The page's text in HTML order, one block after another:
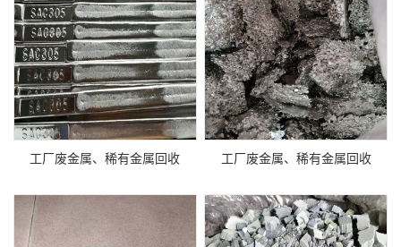
工厂废金属、稀有金属回收 工厂废金属、稀有金属回收